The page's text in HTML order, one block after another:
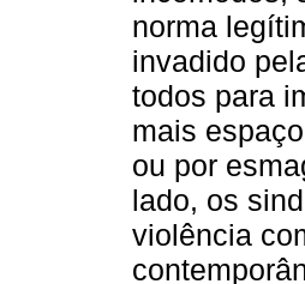
norma
invadido
todos para
mais
ou por
lado, os
violência